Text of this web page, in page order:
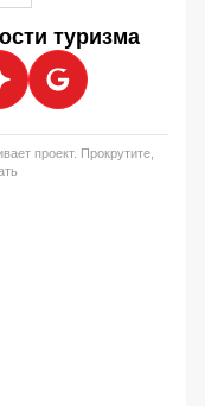
туризма
проект. Прокрутите,